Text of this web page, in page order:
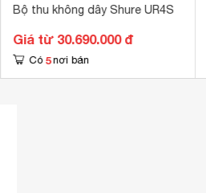
Bộ thu không dây Shure UR4S
Giá từ 30.690.000 đ
Có 5 nơi bán